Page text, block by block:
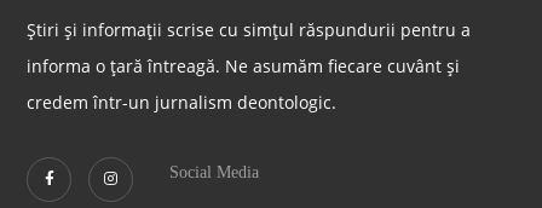
Știri și informații scrise cu simțul răspundurii pentru a
informa o țară întreagă. Ne asumăm fiecare cuvânt și
credem într-un jurnalism deontologic.
Social Media